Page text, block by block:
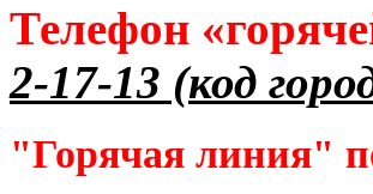
Телефон
2-17-13 (код
"Горячая линия"